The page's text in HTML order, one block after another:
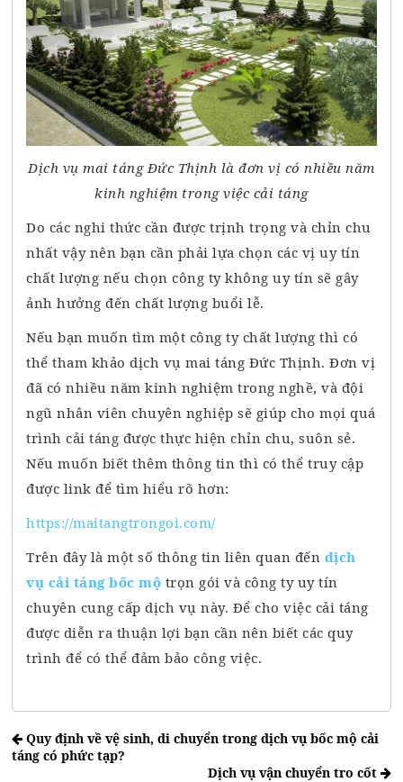
Dịch vụ mai táng Đức Thịnh là đơn vị có nhiều năm
kinh nghiệm trong việc cải táng
Do các nghi thức cần được trịnh trọng và chỉn chu
nhất vậy nên bạn cần phải lựa chọn các vị uy tín
chất lượng nếu chọn công ty không uy tín sẽ gây
ảnh hưởng đến chất lượng buổi lễ.
Nếu bạn muốn tìm một công ty chất lượng thì có
thể tham khảo dịch vụ mai táng Đức Thịnh. Đơn vị
đã có nhiều năm kinh nghiệm trong nghề, và đội
ngũ nhân viên chuyên nghiệp sẽ giúp cho mọi quá
trình cải táng được thực hiện chỉn chu, suôn sẻ.
Nếu muốn biết thêm thông tin thì có thể truy cập
được link để tìm hiểu rõ hơn:
https://maitangtrongoi.com/
Trên đây là một số thông tin liên quan đến dịch
vụ cải táng bốc mộ trọn gói và công ty uy tín
chuyên cung cấp dịch vụ này. Để cho việc cải táng
được diễn ra thuận lợi bạn cần nên biết các quy
trình để có thể đảm bảo công việc.
Quy định về vệ sinh, di chuyển trong dịch vụ bốc mộ cải
táng có phức tạp?
Dịch vụ vận chuyển tro cốt